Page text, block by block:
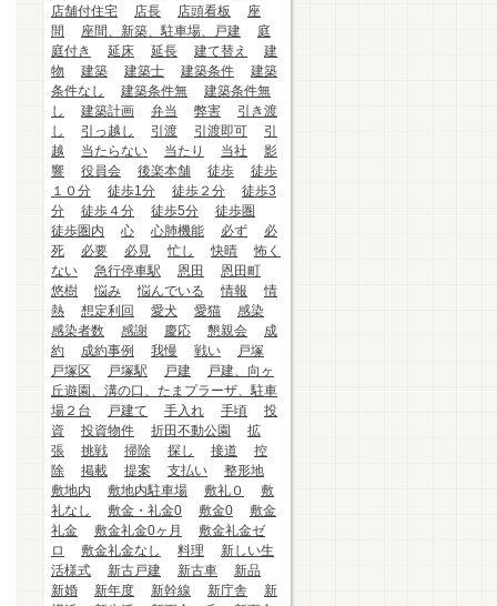
店舗付住宅
店長 店頭看板
座
間
座間、新築、駐車場、戸建
庭
庭付き
延床 延長 建て替え
建
物
建築 建築士 建築条件
建築
条件なし
建築条件無
建築条件無
し
建築計画 弁当 弊害
引き渡
し
引っ越し 引渡 引渡即可
引
越
当たらない 当たり 当社
影
響
役員会 後楽本舗 徒歩
徒歩
１０分
徒歩1分 徒歩２分
徒歩3
分
徒歩４分 徒歩5分
徒歩圏
徒歩圏内
心 心肺機能 必ず
必
死
必要 必見 忙し 快晴
怖く
ない
急行停車駅 恩田
恩田町
悠樹
悩み 悩んでいる 情報
情
熱
想定利回 愛犬 愛猫
感染
感染者数
感謝 慶応 懇親会
成
約
成約事例 我慢 戦い
戸塚
戸塚区
戸塚駅 戸建
戸建、向ヶ
丘遊園、溝の口、たまプラーザ、駐車
場２台
戸建て 手入れ 手頃
投
資
投資物件 折田不動公園
拡
張
挑戦 掃除 探し 接道
控
除
掲載 提案 支払い
整形地
敷地内
敷地内駐車場 敷礼０
敷
礼なし
敷金・礼金0 敷金0
敷金
礼金
敷金礼金0ヶ月
敷金礼金ゼ
ロ
敷金礼金なし 料理
新しい生
活様式
新古戸建 新古車
新品
新婚
新年度 新幹線 新庁舎
新